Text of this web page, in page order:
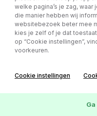
welke pagina’s je zag,
die manier hebben wij
websitebezoek beter mee
kies je zelf of je dat
op “Cookie instellingen”,
voorkeuren.
Cookie instellingen